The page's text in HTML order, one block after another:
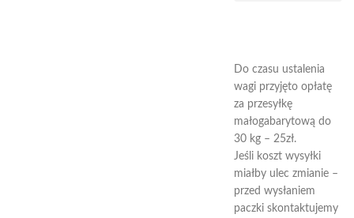
Do czasu ustalenia
wagi przyjęto opłatę
za przesyłkę
małogabarytową do
30 kg – 25zł.
Jeśli koszt wysyłki
miałby ulec zmianie –
przed wysłaniem
paczki skontaktujemy